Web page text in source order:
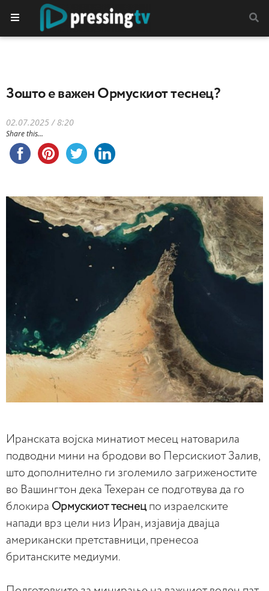
Зошто е важен Ормускиот теснец?
02.07.2025 / 8:20
Share this...
Иранската војска минатиот месец натоварила
подводни мини на бродови во Персискиот Залив,
што дополнително ги зголемило загриженостите
во Вашингтон дека Техеран се подготвува да го
блокира Ормускиот теснец по израелските
напади врз цели низ Иран, изјавија двајца
американски претставници, пренесоа
британските медиуми.